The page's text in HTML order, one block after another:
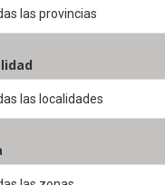
las provincias
las localidades